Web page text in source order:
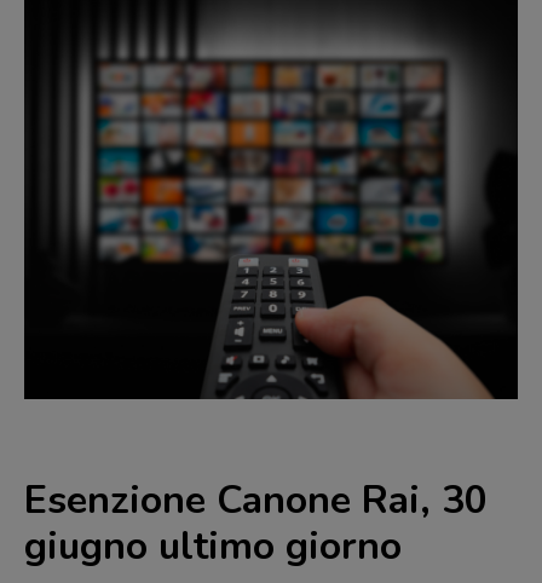
Esenzione Canone Rai, 30
giugno ultimo giorno